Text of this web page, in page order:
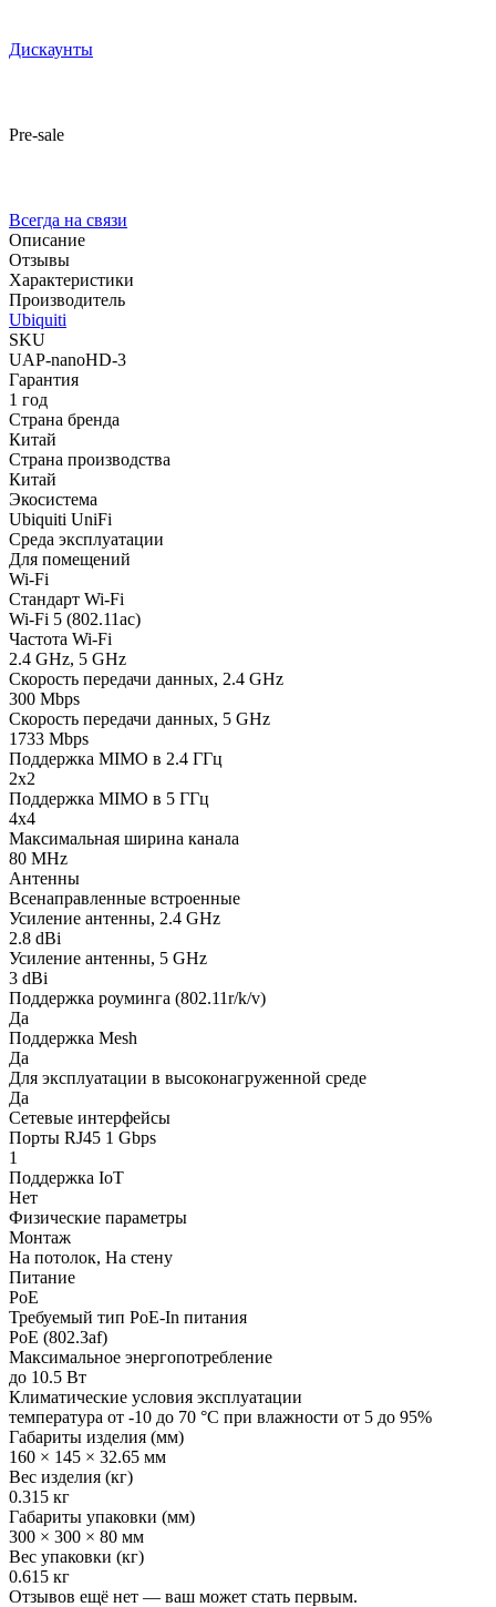
Дискаунты
Pre-sale
Всегда на связи
Описание
Отзывы
Характеристики
Производитель
Ubiquiti
SKU
UAP-nanoHD-3
Гарантия
1 год
Страна бренда
Китай
Страна производства
Китай
Экосистема
Ubiquiti UniFi
Среда эксплуатации
Для помещений
Wi-Fi
Стандарт Wi-Fi
Wi-Fi 5 (802.11ac)
Частота Wi-Fi
2.4 GHz, 5 GHz
Скорость передачи данных, 2.4 GHz
300 Mbps
Скорость передачи данных, 5 GHz
1733 Mbps
Поддержка MIMO в 2.4 ГГц
2x2
Поддержка MIMO в 5 ГГц
4x4
Максимальная ширина канала
80 MHz
Антенны
Всенаправленные встроенные
Усиление антенны, 2.4 GHz
2.8 dBi
Усиление антенны, 5 GHz
3 dBi
Поддержка роуминга (802.11r/k/v)
Да
Поддержка Mesh
Да
Для эксплуатации в высоконагруженной среде
Да
Сетевые интерфейсы
Порты RJ45 1 Gbps
1
Поддержка IoT
Нет
Физические параметры
Монтаж
На потолок, На стену
Питание
PoE
Требуемый тип PoE-In питания
PoE (802.3af)
Максимальное энергопотребление
до 10.5 Вт
Климатические условия эксплуатации
температура от -10 до 70 °C при влажности от 5 до 95%
Габариты изделия (мм)
160 × 145 × 32.65 мм
Вес изделия (кг)
0.315 кг
Габариты упаковки (мм)
300 × 300 × 80 мм
Вес упаковки (кг)
0.615 кг
Отзывов ещё нет — ваш может стать первым.